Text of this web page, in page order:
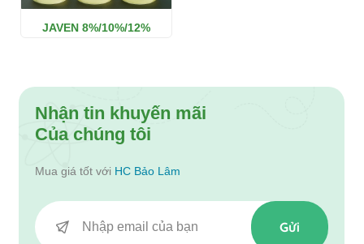
JAVEN 8%/10%/12%
Nhận tin khuyến mãi
Của chúng tôi
Mua giá tốt với HC Bảo Lâm
Gửi